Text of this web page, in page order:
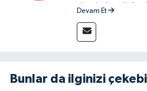
sitesinde editör
Devam Et
Bunlar da ilginizi